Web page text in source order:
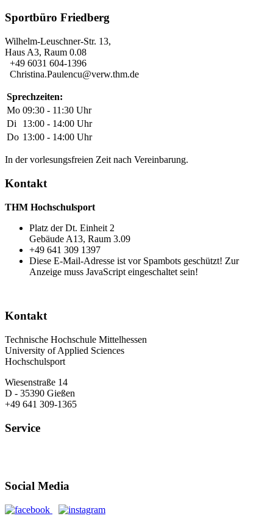
Sportbüro Friedberg
Wilhelm-Leuschner-Str. 13,
Haus A3, Raum 0.08
+49 6031 604-1396
Christina.Paulencu@verw.thm.de
Sprechzeiten:
Mo 09:30 - 11:30 Uhr
Di
13:00 - 14:00 Uhr
Do 13:00 - 14:00 Uhr
In der vorlesungsfreien Zeit nach Vereinbarung.
Kontakt
THM Hochschulsport
Platz der Dt. Einheit 2
Gebäude A13, Raum 3.09
+49 641 309 1397
Diese E-Mail-Adresse ist vor Spambots geschützt! Zur
Anzeige muss JavaScript eingeschaltet sein!
Kontakt
Technische Hochschule Mittelhessen
University of Applied Sciences
Hochschulsport
Wiesenstraße 14
D - 35390 Gießen
+49 641 309-1365
Service
Social Media